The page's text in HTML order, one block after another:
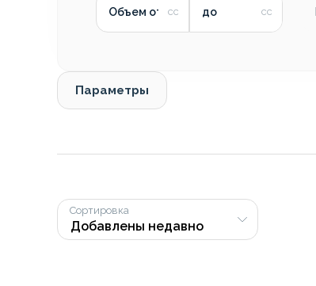
Объем от до
Параметры
Сортировка